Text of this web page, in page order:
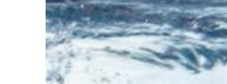
Hit enter to search or ESC to close